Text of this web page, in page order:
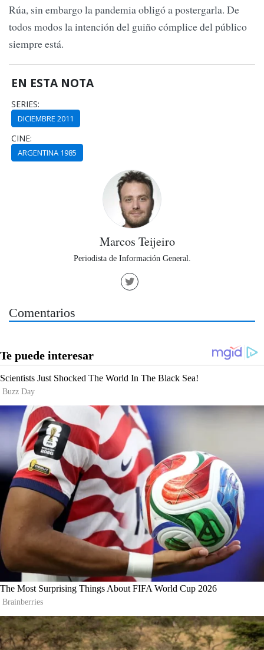
Rúa, sin embargo la pandemia obligó a postergarla. De
todos modos la intención del guiño cómplice del público
siempre está.
EN ESTA NOTA
SERIES:
DICIEMBRE 2011
CINE:
ARGENTINA 1985
Marcos Teijeiro
Periodista de Información General.
Comentarios